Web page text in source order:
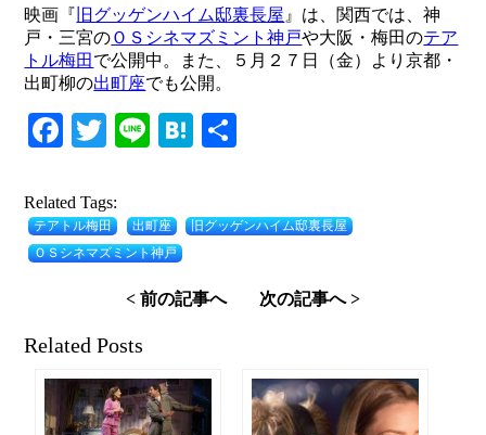
映画『 旧​グッゲンハイム邸裏長屋』は、関西では、神
戸・三宮のＯＳシネマズミント神戸や大阪・梅田のテア
トル梅田 で公開中。また、５月２７日（金）より京都・
出町柳の出町座でも公開。
Facebook
TwitterLineHatena
Related Tags:
テアトル梅田 出町座
旧​グッゲンハイム邸裏長屋
ＯＳシネマズミント神戸
< 前の記事へ 次の記事へ >
Related Posts